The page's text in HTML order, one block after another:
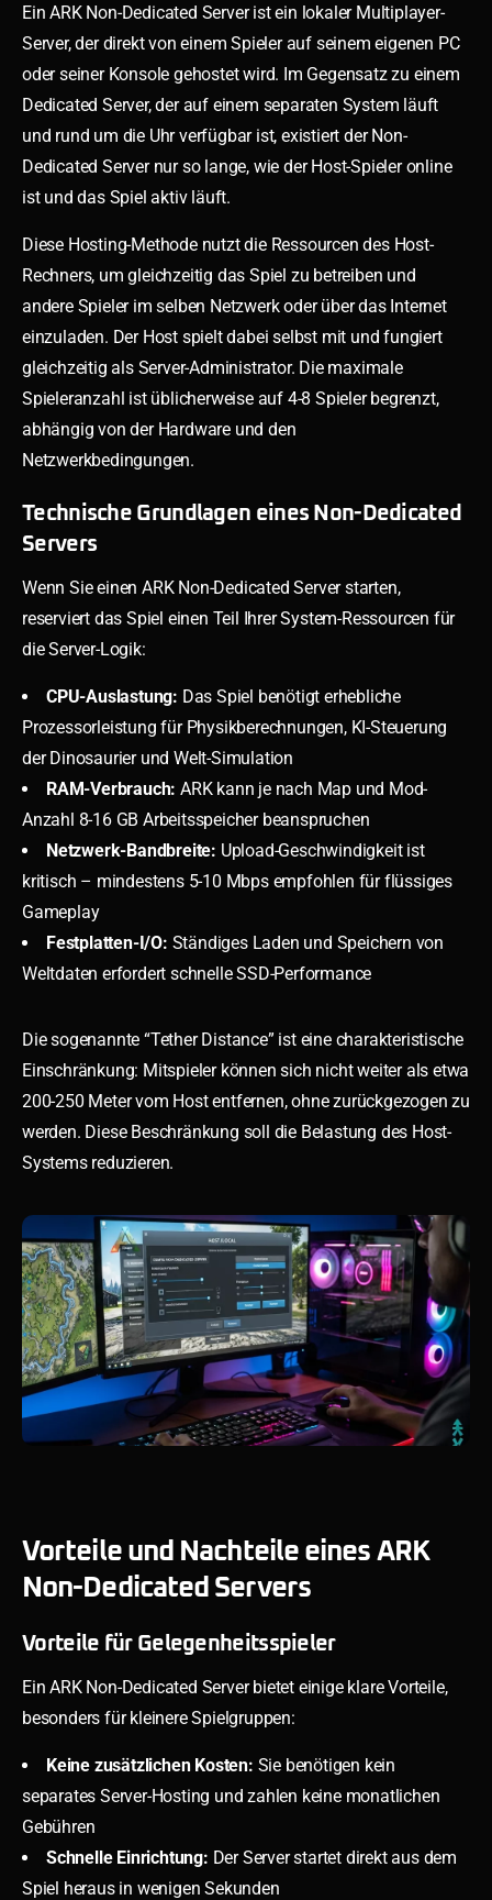
Ein ARK Non-Dedicated Server ist ein lokaler Multiplayer-
Server, der direkt von einem Spieler auf seinem eigenen PC
oder seiner Konsole gehostet wird. Im Gegensatz zu einem
Dedicated Server, der auf einem separaten System läuft
und rund um die Uhr verfügbar ist, existiert der Non-
Dedicated Server nur so lange, wie der Host-Spieler online
ist und das Spiel aktiv läuft.
Diese Hosting-Methode nutzt die Ressourcen des Host-
Rechners, um gleichzeitig das Spiel zu betreiben und
andere Spieler im selben Netzwerk oder über das Internet
einzuladen. Der Host spielt dabei selbst mit und fungiert
gleichzeitig als Server-Administrator. Die maximale
Spieleranzahl ist üblicherweise auf 4-8 Spieler begrenzt,
abhängig von der Hardware und den
Netzwerkbedingungen.
Technische Grundlagen eines Non-Dedicated
Servers
Wenn Sie einen ARK Non-Dedicated Server starten,
reserviert das Spiel einen Teil Ihrer System-Ressourcen für
die Server-Logik:
CPU-Auslastung: Das Spiel benötigt erhebliche
Prozessorleistung für Physikberechnungen, KI-Steuerung
der Dinosaurier und Welt-Simulation
RAM-Verbrauch: ARK kann je nach Map und Mod-
Anzahl 8-16 GB Arbeitsspeicher beanspruchen
Netzwerk-Bandbreite: Upload-Geschwindigkeit ist
kritisch – mindestens 5-10 Mbps empfohlen für flüssiges
Gameplay
Festplatten-I/O: Ständiges Laden und Speichern von
Weltdaten erfordert schnelle SSD-Performance
Die sogenannte “Tether Distance” ist eine charakteristische
Einschränkung: Mitspieler können sich nicht weiter als etwa
200-250 Meter vom Host entfernen, ohne zurückgezogen zu
werden. Diese Beschränkung soll die Belastung des Host-
Systems reduzieren.
Vorteile und Nachteile eines ARK
Non-Dedicated Servers
Vorteile für Gelegenheitsspieler
Ein ARK Non-Dedicated Server bietet einige klare Vorteile,
besonders für kleinere Spielgruppen:
Keine zusätzlichen Kosten: Sie benötigen kein
separates Server-Hosting und zahlen keine monatlichen
Gebühren
Schnelle Einrichtung: Der Server startet direkt aus dem
Spiel heraus in wenigen Sekunden